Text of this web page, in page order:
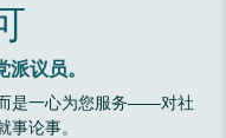
议员。
是一心为您服务——对社
事论事。